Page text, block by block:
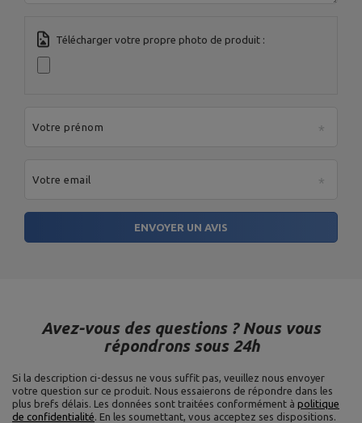
Télécharger votre propre photo de produit :
Votre prénom
Votre email
ENVOYER UN AVIS
Avez-vous des questions ? Nous vous
répondrons sous 24h
Si la description ci-dessus ne vous suffit pas, veuillez nous envoyer
votre question sur ce produit. Nous essaierons de répondre dans les
plus brefs délais. Les données sont traitées conformément à politique
de confidentialité. En les soumettant, vous acceptez ses dispositions.